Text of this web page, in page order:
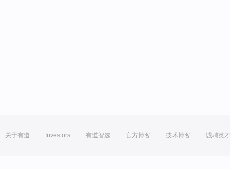
关于有道 Investors 有道智选 官方博客 技术博客 诚聘英才